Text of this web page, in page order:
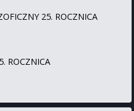
25. ROCZNICA
ROCZNICA